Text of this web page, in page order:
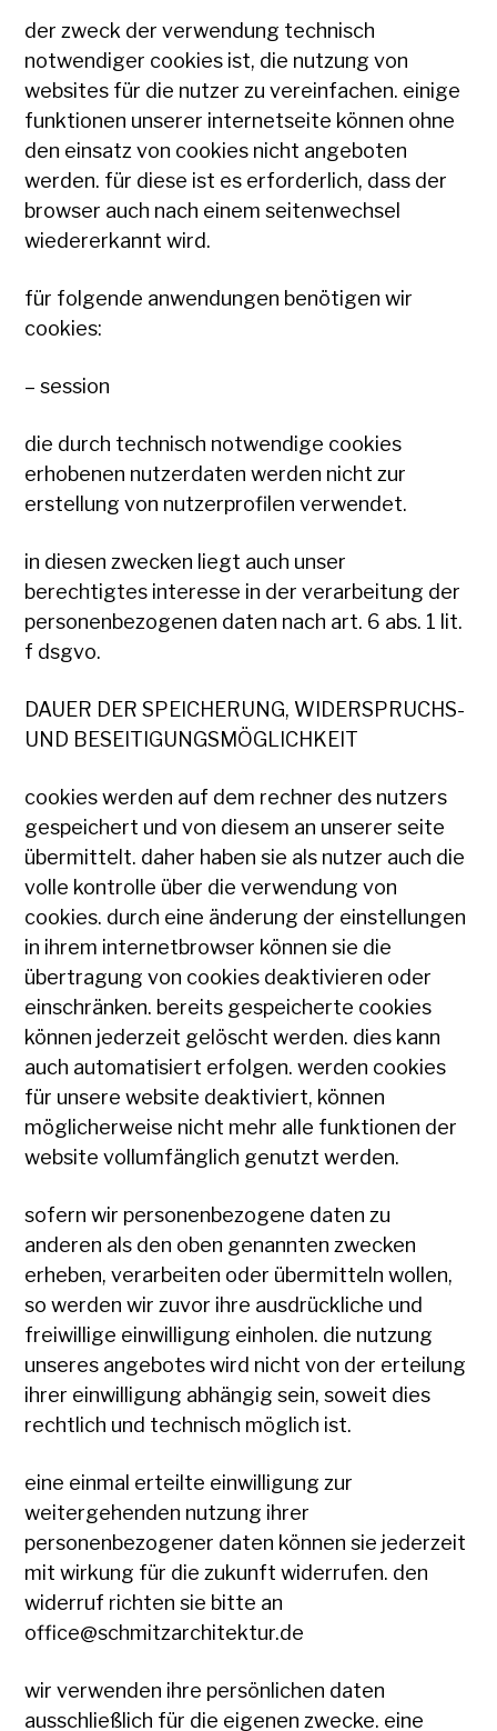
der zweck der verwendung technisch
notwendiger cookies ist, die nutzung von
websites für die nutzer zu vereinfachen. einige
funktionen unserer internetseite können ohne
den einsatz von cookies nicht angeboten
werden. für diese ist es erforderlich, dass der
browser auch nach einem seitenwechsel
wiedererkannt wird.
für folgende anwendungen benötigen wir
cookies:
– session
die durch technisch notwendige cookies
erhobenen nutzerdaten werden nicht zur
erstellung von nutzerprofilen verwendet.
in diesen zwecken liegt auch unser
berechtigtes interesse in der verarbeitung der
personenbezogenen daten nach art. 6 abs. 1 lit.
f dsgvo.
DAUER DER SPEICHERUNG, WIDERSPRUCHS-
UND BESEITIGUNGSMÖGLICHKEIT
cookies werden auf dem rechner des nutzers
gespeichert und von diesem an unserer seite
übermittelt. daher haben sie als nutzer auch die
volle kontrolle über die verwendung von
cookies. durch eine änderung der einstellungen
in ihrem internetbrowser können sie die
übertragung von cookies deaktivieren oder
einschränken. bereits gespeicherte cookies
können jederzeit gelöscht werden. dies kann
auch automatisiert erfolgen. werden cookies
für unsere website deaktiviert, können
möglicherweise nicht mehr alle funktionen der
website vollumfänglich genutzt werden.
sofern wir personenbezogene daten zu
anderen als den oben genannten zwecken
erheben, verarbeiten oder übermitteln wollen,
so werden wir zuvor ihre ausdrückliche und
freiwillige einwilligung einholen. die nutzung
unseres angebotes wird nicht von der erteilung
ihrer einwilligung abhängig sein, soweit dies
rechtlich und technisch möglich ist.
eine einmal erteilte einwilligung zur
weitergehenden nutzung ihrer
personenbezogener daten können sie jederzeit
mit wirkung für die zukunft widerrufen. den
widerruf richten sie bitte an
office@schmitzarchitektur.de
wir verwenden ihre persönlichen daten
ausschließlich für die eigenen zwecke. eine